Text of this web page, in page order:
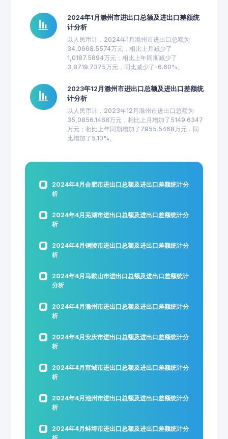
2024年1月滁州市进出口总额及进出口差额统
计分析
以人民币计，2024年1月滁州市进出口总额为
34,0668.5574万元，相比上月减少了
1,0187.5894万元；相比上年同期减少了
3,8719.7375万元，同比减少了-6.60%。
2023年12月滁州市进出口总额及进出口差额统
计分析
以人民币计，2023年12月滁州市进出口总额为
35,0856.1468万元，相比上月增加了5149.6347
万元；相比上年同期增加了7955.5468万元，同
比增加了5.10%。
2024年4月合肥市进出口总额及进出口差额统计分
析
2024年4月芜湖市进出口总额及进出口差额统计分
析
2024年4月铜陵市进出口总额及进出口差额统计分
析
2024年4月马鞍山市进出口总额及进出口差额统计
分析
2024年4月滁州市进出口总额及进出口差额统计分
析
2024年4月安庆市进出口总额及进出口差额统计分
析
2024年4月宣城市进出口总额及进出口差额统计分
析
2024年4月池州市进出口总额及进出口差额统计分
析
2024年4月蚌埠市进出口总额及进出口差额统计分